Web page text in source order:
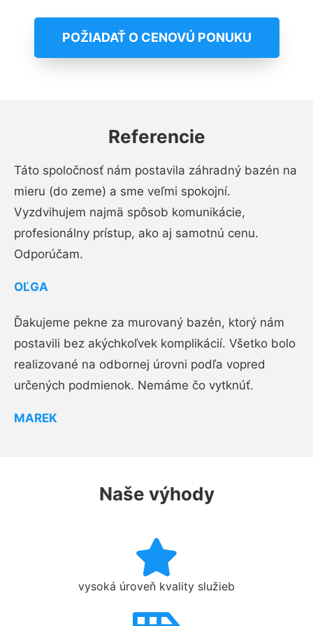
POŽIADAŤ O CENOVÚ PONUKU
Referencie
Táto spoločnosť nám postavila záhradný bazén na
mieru (do zeme) a sme veľmi spokojní.
Vyzdvihujem najmä spôsob komunikácie,
profesionálny prístup, ako aj samotnú cenu.
Odporúčam.
OĽGA
Ďakujeme pekne za murovaný bazén, ktorý nám
postavili bez akýchkoľvek komplikácií. Všetko bolo
realizované na odbornej úrovni podľa vopred
určených podmienok. Nemáme čo vytknúť.
MAREK
Naše výhody
vysoká úroveň kvality služieb